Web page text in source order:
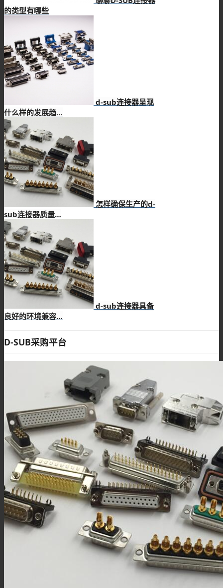
的类型有哪些
d-sub连接器呈现
什么样的发展趋…
怎样确保生产的d-
sub连接器质量…
d-sub连接器具备
良好的环境兼容…
D-SUB采购平台